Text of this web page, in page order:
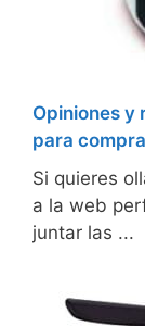
Opiniones y
para
Si quieres
a la web
juntar las ...